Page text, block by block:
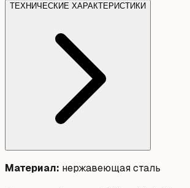
ТЕХНИЧЕСКИЕ ХАРАКТЕРИСТИКИ
Материал: нержавеющая сталь